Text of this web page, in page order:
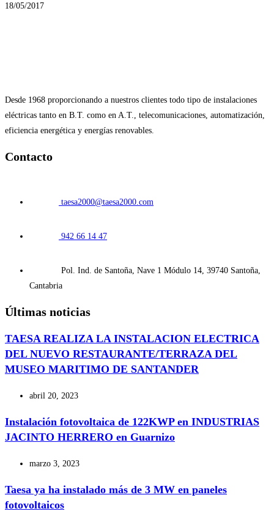
18/05/2017
Desde 1968 proporcionando a nuestros clientes todo tipo de instalaciones
eléctricas tanto en B.T. como en A.T., telecomunicaciones, automatización,
eficiencia energética y energías renovables.
Contacto
taesa2000@taesa2000.com
942 66 14 47
Pol. Ind. de Santoña, Nave 1 Módulo 14, 39740 Santoña,
Cantabria
Últimas noticias
TAESA REALIZA LA INSTALACION ELECTRICA
DEL NUEVO RESTAURANTE/TERRAZA DEL
MUSEO MARITIMO DE SANTANDER
abril 20, 2023
Instalación fotovoltaica de 122KWP en INDUSTRIAS
JACINTO HERRERO en Guarnizo
marzo 3, 2023
Taesa ya ha instalado más de 3 MW en paneles
fotovoltaicos